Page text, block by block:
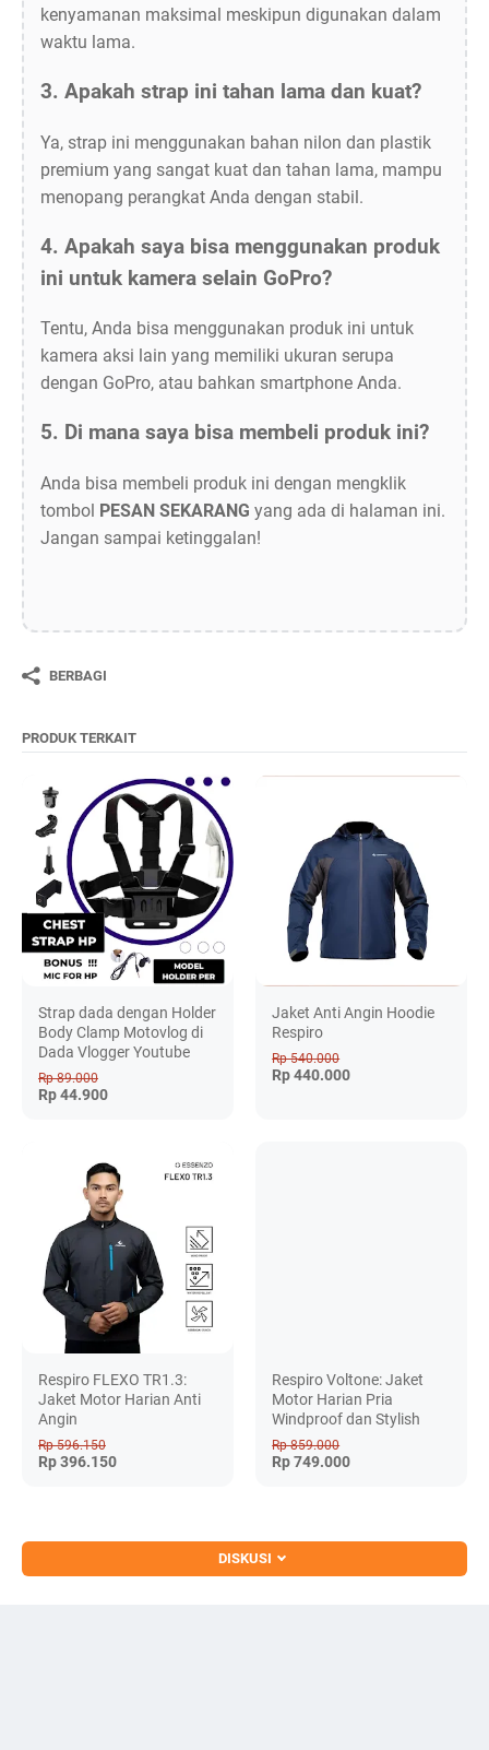
kenyamanan maksimal meskipun digunakan dalam
waktu lama.
3. Apakah strap ini tahan lama dan kuat?
Ya, strap ini menggunakan bahan nilon dan plastik
premium yang sangat kuat dan tahan lama, mampu
menopang perangkat Anda dengan stabil.
4. Apakah saya bisa menggunakan produk
ini untuk kamera selain GoPro?
Tentu, Anda bisa menggunakan produk ini untuk
kamera aksi lain yang memiliki ukuran serupa
dengan GoPro, atau bahkan smartphone Anda.
5. Di mana saya bisa membeli produk ini?
Anda bisa membeli produk ini dengan mengklik
tombol PESAN SEKARANG yang ada di halaman ini.
Jangan sampai ketinggalan!
BERBAGI
PRODUK TERKAIT
Strap dada dengan Holder
Body Clamp Motovlog di
Dada Vlogger Youtube
Rp 89.000
Rp 44.900
Jaket Anti Angin Hoodie
Respiro
Rp 540.000
Rp 440.000
Respiro FLEXO TR1.3:
Jaket Motor Harian Anti
Angin
Rp 596.150
Rp 396.150
Respiro Voltone: Jaket
Motor Harian Pria
Windproof dan Stylish
Rp 859.000
Rp 749.000
DISKUSI